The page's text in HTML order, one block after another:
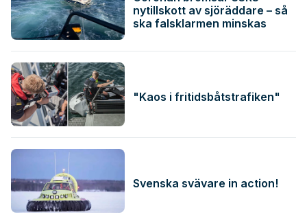
nytillskott av sjöräddare – så
ska falsklarmen minskas
"Kaos i fritidsbåtstrafiken"
Svenska svävare in action!